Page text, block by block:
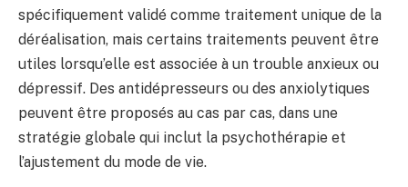
spécifiquement validé comme traitement unique de la
déréalisation, mais certains traitements peuvent être
utiles lorsqu’elle est associée à un trouble anxieux ou
dépressif. Des antidépresseurs ou des anxiolytiques
peuvent être proposés au cas par cas, dans une
stratégie globale qui inclut la psychothérapie et
l’ajustement du mode de vie.